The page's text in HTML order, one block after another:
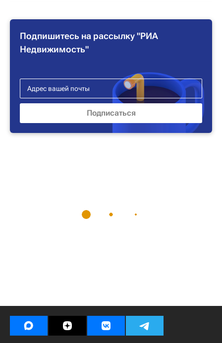
Подпишитесь на рассылку "РИА
Недвижимость"